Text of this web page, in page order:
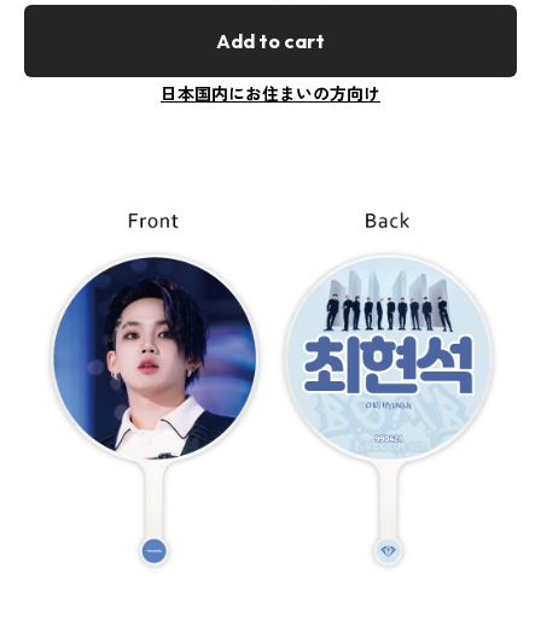
Add to cart
日本国内にお住まいの方向け